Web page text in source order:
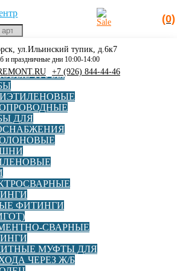
(0)
ТРУБЫ
ДЛЯ
ФИТИНГИ
СВАРНЫЕ
МУФТЫ ДЛЯ
ЧЕРЕЗ Ж/Б
ул.Ильинский тупик, д.6к7
и праздничные дни 10:00-14:00
+7 (926) 844-44-46
муфты и адаптеры
98) L200
DN080 (80-
мм